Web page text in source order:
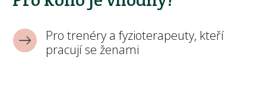
Pro trenéry a fyzioterapeuty, kteří
pracují se ženami